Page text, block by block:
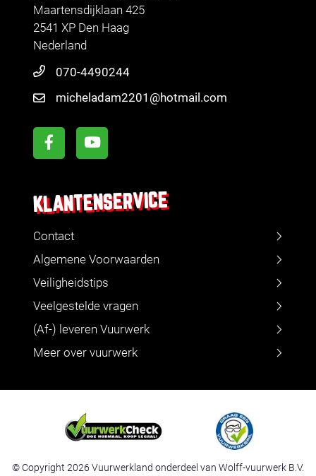
Maartensdijklaan 425
2541 XP Den Haag
Nederland
070-4490244
micheladam2201@hotmail.com
KLANTENSERVICE
Contact
Algemene Voorwaarden
Veiligheidstips
Veelgestelde vragen
(Af-) leveren Vuurwerk
Meer over vuurwerk
© Copyright 2026 Vuurwerkland onderdeel van Wolff-vuurwerk B.V.